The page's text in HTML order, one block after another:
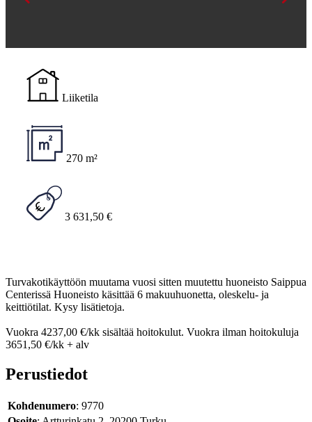
Liiketila
270 m²
3 631,50 €
Turvakotikäyttöön muutama vuosi sitten muutettu huoneisto Saippua
Centerissä Huoneisto käsittää 6 makuuhuonetta, oleskelu- ja
keittiötilat. Kysy lisätietoja.
Vuokra 4237,00 €/kk sisältää hoitokulut. Vuokra ilman hoitokuluja
3651,50 €/kk + alv
Perustiedot
Kohdenumero: 9770